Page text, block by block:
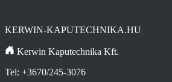
KERWIN-KAPUTECHNIKA.HU
Kerwin Kaputechnika Kft.
Tel: +3670/245-3076